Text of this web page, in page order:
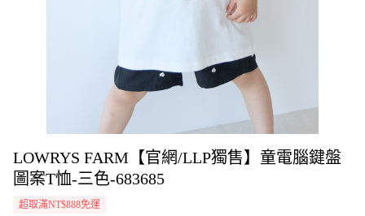
LOWRYS FARM【官網/LLP獨售】童電腦鍵盤
圖案T恤-三色-683685
超取滿NT$888免運